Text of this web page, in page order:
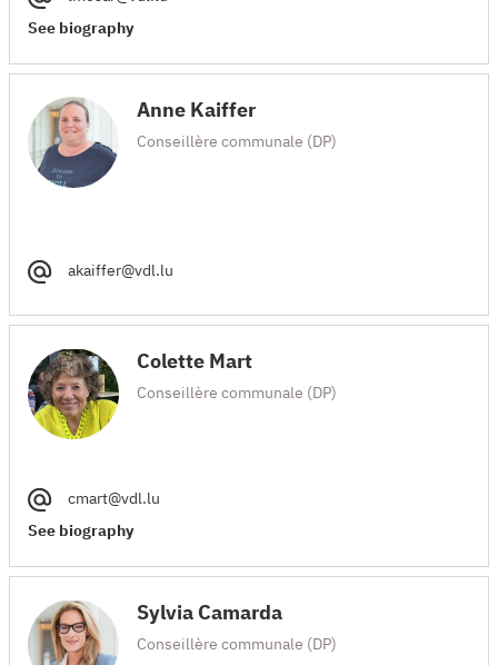
See biography
Anne Kaiffer
Conseillère communale (DP)
akaiffer@vdl.lu
Colette Mart
Conseillère communale (DP)
cmart@vdl.lu
See biography
Sylvia Camarda
Conseillère communale (DP)